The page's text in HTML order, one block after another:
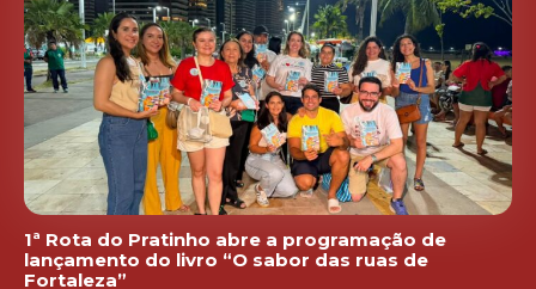
1ª Rota do Pratinho abre a programação de
lançamento do livro “O sabor das ruas de
Fortaleza”